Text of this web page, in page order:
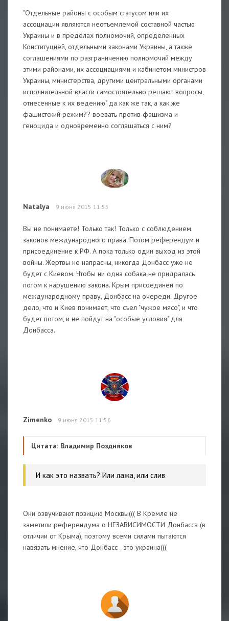
"Отдельные районы с особым статусом или их
ассоциации являются неотъемлемой составной частью
Украины и в пределах полномочий, определенных
Конституцией, отдельными законами Украины, а также
соглашениями по разграничению полномочий между
этими районами, их ассоциациями и кабинетом министров
Украины, министерства, другими центральными органами
исполнительной власти самостоятельно решают вопросы,
отнесенные к их ведению" да как же так, а как же
фашистский режим?? воевать против фашизма и
геноцида и одновременно соглашаться с ним?
Natalya 9 июня 2015 11:55
Вы не понимаете! Только так! Только с соблюдением
законов международного права. Потом референдум и
присоединение к РФ. А пока только один выход из этой
войны. Жертвы не напрасны, никогда Донбасс уже не
будет с Киевом. Чтобы ни одна собака не придралась
потом к нарушению закона. Крым присоединен по
международному праву, Донбасс на очереди. Другое
дело, что и Киев понимает, что съел "чужое мясо", и что
будет потом, и не пойдут на "особые условия" для
Донбасса.
Zimenko 9 июня 2015 11:56
Цитата: Владимир Поздняков
И как это назвать? Или лажа, или слив
Они озвучивают позицию Москвы((( В Кремле не
заметили референдума о НЕЗАВИСИМОСТИ Донбасса (в
отличии от Крыма), поэтому всеми силами пытаются
навязать мнение, что Донбасс - это украина(((